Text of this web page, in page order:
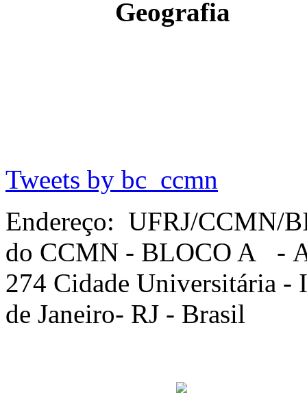
Geografia
Tweets by bc_ccmn
Endereço: UFRJ/CCMN/
do CCMN - BLOCO A -
274 Cidade Universitária -
de Janeiro- RJ - Brasil